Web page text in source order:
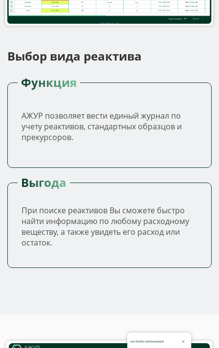
Выбор вида реактива
Функция
АЖУР позволяет вести единый журнал по
учету реактивов, стандартных образцов и
прекурсоров.
Выгода
При поиске реактивов Вы сможете быстро
найти информацию по любому расходному
веществу, а также увидеть его расход или
остаток.